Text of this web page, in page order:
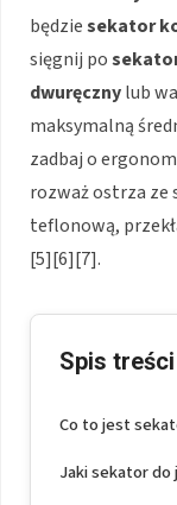
będziesekator
sięgnij po
dwuręcznylub
maksymalną
zadbaj o
rozważ ostrza ze
teflonową,
[5][6][7].
Spis treści
Co to jest
Jaki sekator do